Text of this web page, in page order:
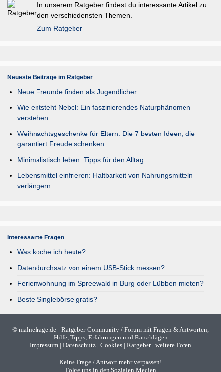
In unserem Ratgeber findest du interessante Artikel zu
den verschiedensten Themen.
Zum Ratgeber
Neueste Beiträge im Ratgeber
Neue Freunde finden als Jugendlicher
Wie entsteht Nebel: Ein faszinierendes Naturphänomen
verstehen
Weihnachtsgeschenke für Eltern: Die 7 besten Ideen, die
garantiert Freude schenken
Minimalistisch leben: Tipps für den Alltag
Lebensmittel einfrieren: Haltbarkeit von Nahrungsmitteln
verlängern
Interessante Fragen
Was koche ich heute?
Datendurchsatz von einem USB-Stick messen?
Ferienwohnung im Spreewald in Burg oder Lübben mieten?
Beste Singlebörse gratis?
© malnefrage.de - Ratgeber-Community / Forum mit Fragen & Antworten,
Hilfe, Tipps, Erfahrungen und Ratschlägen
Impressum | Datenschutz | Cookies | Ratgeber| weitere Foren
Keine Frage / Antwort mehr verpassen!
Folge uns in den Sozialen Medien